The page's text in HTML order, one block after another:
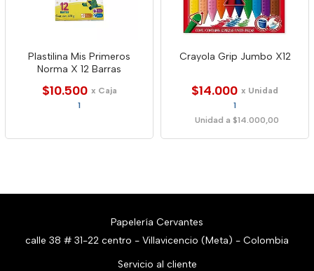
Plastilina Mis Primeros
Norma X 12 Barras
$10.500 x Caja
1
Crayola Grip Jumbo X12
$14.000 x Unidad
1
Unidad a $14.000,00
Papelería Cervantes
calle 38 # 31-22 centro - Villavicencio (Meta) - Colombia
Servicio al cliente